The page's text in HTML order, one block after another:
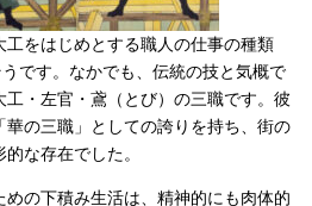
をはじめとする職人の仕事の種類
です。なかでも、伝統の技と気概で
・左官・鳶（とび）の三職です。彼
華の三職」としての誇りを持ち、街の
な存在でした。
の下積み生活は、精神的にも肉体的